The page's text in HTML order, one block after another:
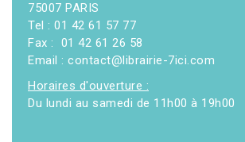
75007 PARIS
Tel : 01 42 61 57 77
Fax : 01 42 61 26 58
Email : contact@librairie-7ici.com
Horaires d'ouverture :
Du lundi au samedi de 11h00 à 19h00